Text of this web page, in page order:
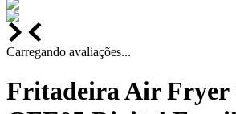
Carregando avaliações...
Fritadeira Air Fryer